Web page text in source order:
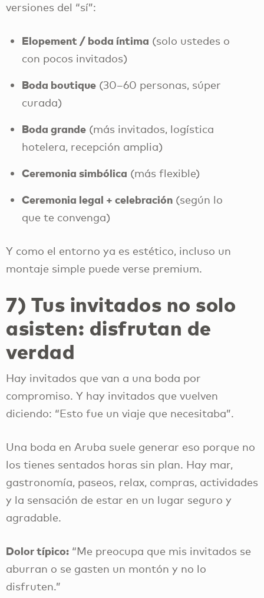
versiones del “sí”:
Elopement / boda íntima (solo ustedes o
con pocos invitados)
Boda boutique(30–60 personas, súper
curada)
Boda grande(más invitados, logística
hotelera, recepción amplia)
Ceremonia simbólica (más flexible)
Ceremonia legal + celebración(según lo
que te convenga)
Y como el entorno ya es estético, incluso un
montaje simple puede verse premium.
7) Tus invitados no solo
asisten: disfrutan de
verdad
Hay invitados que van a una boda por
compromiso. Y hay invitados que vuelven
diciendo: “Esto fue un viaje que necesitaba”.
Una boda en Aruba suele generar eso porque no
los tienes sentados horas sin plan. Hay mar,
gastronomía, paseos, relax, compras, actividades
y la sensación de estar en un lugar seguro y
agradable.
Dolor típico: “Me preocupa que mis invitados se
aburran o se gasten un montón y no lo
disfruten.”